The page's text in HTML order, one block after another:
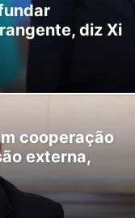
diz Xi
cooperação
externa,